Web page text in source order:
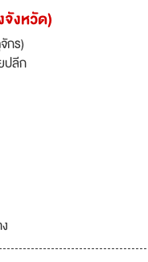
จังหวัด)
กร)
ปลีก